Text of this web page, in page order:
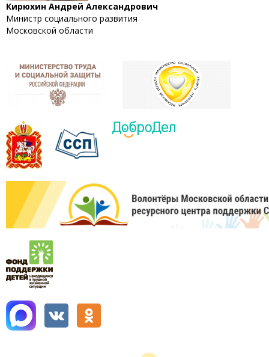
Кирюхин Андрей Александрович
Министр социального развития
Московской области